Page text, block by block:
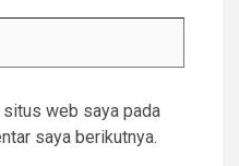
situs web saya pada
saya berikutnya.